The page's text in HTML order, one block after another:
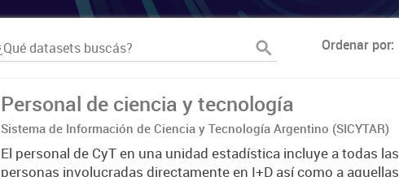
Ordenar por
Personal de ciencia y tecnología
Sistema de Información de Ciencia y Tecnología Argentino (SICYTAR)
El personal de CyT en una unidad estadística incluye a todas las
personas involucradas directamente en I+D así como a aquellas